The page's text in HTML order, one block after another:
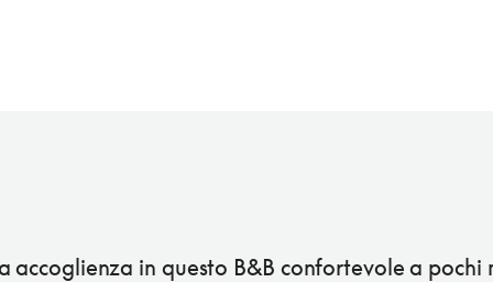
accoglienza in questo B&B confortevole a pochi